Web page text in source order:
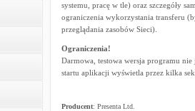
systemu, pracę w tle) oraz szczegóły
ograniczenia wykorzystania transferu
przeglądania zasobów Sieci).
Ograniczenia!
Darmowa, testowa wersja programu
startu aplikacji wyświetla przez kilka
Producent: Presenta Ltd.